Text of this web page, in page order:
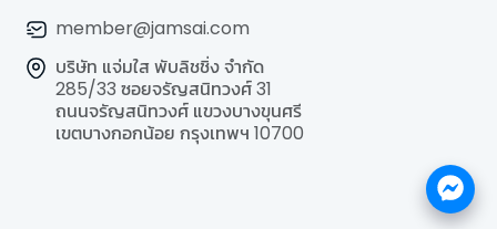
member@jamsai.com
บริษัท แจ่มใส พับลิชชิ่ง จำกัด
285/33 ซอยจรัญสนิทวงศ์ 31
ถนนจรัญสนิทวงศ์ แขวงบางขุนศรี
เขตบางกอกน้อย กรุงเทพฯ 10700